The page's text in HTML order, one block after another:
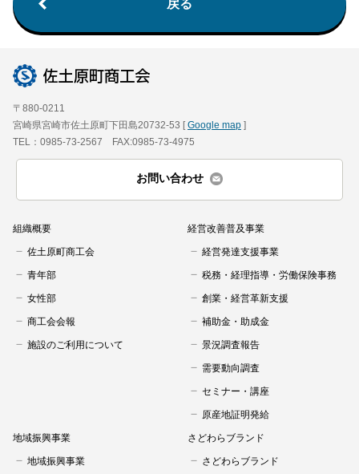
戻る
〒880-0211
宮崎県宮崎市佐土原町下田島20732-53 [Google map ]
TEL：0985-73-2567 FAX:0985-73-4975
お問い合わせ
組織概要
佐土原町商工会
青年部
女性部
商工会会報
施設のご利用について
経営改善普及事業
経営発達支援事業
税務・経理指導・労働保険事務
創業・経営革新支援
補助金・助成金
景況調査報告
需要動向調査
セミナー・講座
原産地証明発給
地域振興事業
地域振興事業
さどわらブランド
さどわらブランド